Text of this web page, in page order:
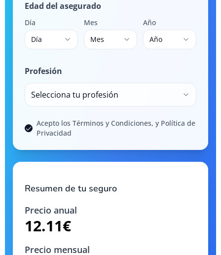
Edad del asegurado
Día
Día
Mes
Mes
Año
Año
Profesión
Selecciona tu profesión
Acepto los Términos y Condiciones, y Política de
Privacidad
Resumen de tu seguro
Precio anual
12.11€
Precio mensual